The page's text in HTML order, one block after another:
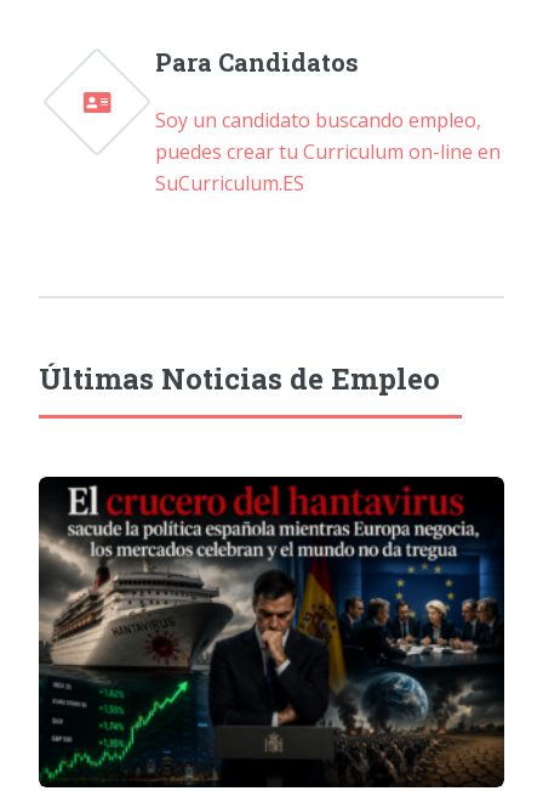
Para Candidatos
Soy un candidato buscando empleo,
puedes crear tu Curriculum on-line en
SuCurriculum.ES
Últimas Noticias de Empleo